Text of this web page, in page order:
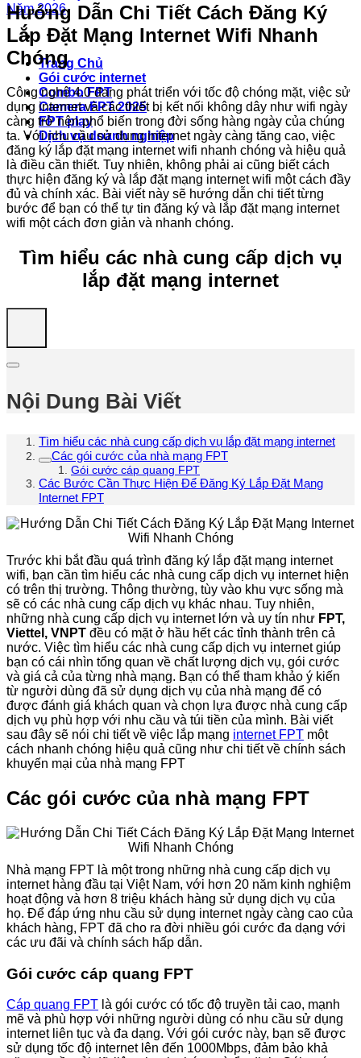
Trang Chủ
Gói cước internet
Combo FPT
Camera FPT 2025
FPT play
Dịch vụ doanh nghiệp
Hướng Dẫn Chi Tiết Cách Đăng Ký
Lắp Đặt Mạng Internet Wifi Nhanh
Chóng
Công nghệ 4.0 đang phát triển với tốc độ chóng mặt, việc sử
dụng internet và các thiết bị kết nối không dây như wifi ngày
càng trở nên phổ biến trong đời sống hàng ngày của chúng
ta. Với nhu cầu sử dụng internet ngày càng tăng cao, việc
đăng ký lắp đặt mạng internet wifi nhanh chóng và hiệu quả
là điều cần thiết. Tuy nhiên, không phải ai cũng biết cách
thực hiện đăng ký và lắp đặt mạng internet wifi một cách đầy
đủ và chính xác. Bài viết này sẽ hướng dẫn chi tiết từng
bước để bạn có thể tự tin đăng ký và lắp đặt mạng internet
wifi một cách đơn giản và nhanh chóng.
Tìm hiểu các nhà cung cấp dịch vụ
lắp đặt mạng internet
Nội Dung Bài Viết
Tìm hiểu các nhà cung cấp dịch vụ lắp đặt mạng internet
Các gói cước của nhà mạng FPT
Gói cước cáp quang FPT
Các Bước Cần Thực Hiện Để Đăng Ký Lắp Đặt Mạng
Internet FPT
Trước khi bắt đầu quá trình đăng ký lắp đặt mạng internet
wifi, bạn cần tìm hiểu các nhà cung cấp dịch vụ internet hiện
có trên thị trường. Thông thường, tùy vào khu vực sống mà
sẽ có các nhà cung cấp dịch vụ khác nhau. Tuy nhiên,
những nhà cung cấp dịch vụ internet lớn và uy tín như FPT,
Viettel, VNPT đều có mặt ở hầu hết các tỉnh thành trên cả
nước. Việc tìm hiểu các nhà cung cấp dịch vụ internet giúp
bạn có cái nhìn tổng quan về chất lượng dịch vụ, gói cước
và giá cả của từng nhà mạng. Bạn có thể tham khảo ý kiến
từ người dùng đã sử dụng dịch vụ của nhà mạng để có
được đánh giá khách quan và chọn lựa được nhà cung cấp
dịch vụ phù hợp với nhu cầu và túi tiền của mình. Bài viết
sau đây sẽ nói chi tiết về việc lắp mạng internet FPT một
cách nhanh chóng hiệu quả cũng như chi tiết về chính sách
khuyến mại của nhà mạng FPT
Các gói cước của nhà mạng FPT
Nhà mạng FPT là một trong những nhà cung cấp dịch vụ
internet hàng đầu tại Việt Nam, với hơn 20 năm kinh nghiệm
hoạt động và hơn 8 triệu khách hàng sử dụng dịch vụ của
họ. Để đáp ứng nhu cầu sử dụng internet ngày càng cao của
khách hàng, FPT đã cho ra đời nhiều gói cước đa dạng với
các ưu đãi và chính sách hấp dẫn.
Gói cước cáp quang FPT
Cáp quang FPT là gói cước có tốc độ truyền tải cao, mạnh
mẽ và phù hợp với những người dùng có nhu cầu sử dụng
internet liên tục và đa dạng. Với gói cước này, bạn sẽ được
sử dụng tốc độ internet lên đến 1000Mbps, đảm bảo khả